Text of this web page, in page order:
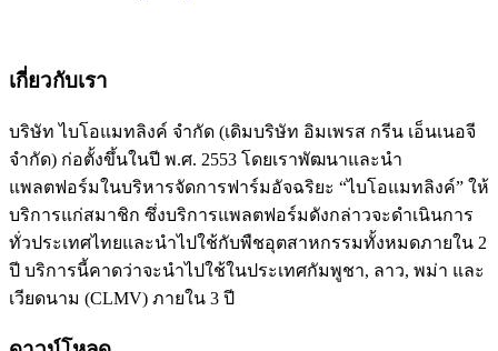
เกี่ยวกับเรา
บริษัท ไบโอแมทลิงค์ จำกัด (เดิมบริษัท อิมเพรส กรีน เอ็นเนอจี
จำกัด) ก่อตั้งขึ้นในปี พ.ศ. 2553 โดยเราพัฒนาและนำ
แพลตฟอร์มในบริหารจัดการฟาร์มอัจฉริยะ “ไบโอแมทลิงค์” ให้
บริการแก่สมาชิก ซึ่งบริการแพลตฟอร์มดังกล่าวจะดำเนินการ
ทั่วประเทศไทยและนำไปใช้กับพืชอุตสาหกรรมทั้งหมดภายใน 2
ปี บริการนี้คาดว่าจะนำไปใช้ในประเทศกัมพูชา, ลาว, พม่า และ
เวียดนาม (CLMV) ภายใน 3 ปี